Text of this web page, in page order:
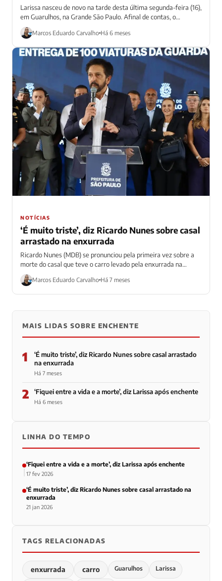
Larissa nasceu de novo na tarde desta última segunda-feira (16),
em Guarulhos, na Grande São Paulo. Afinal de contas, o
temporal que...
Marcos Eduardo Carvalho Há 6 meses
NOTÍCIAS
‘É muito triste’, diz Ricardo Nunes sobre casal
arrastado na enxurrada
Ricardo Nunes (MDB) se pronunciou pela primeira vez sobre a
morte do casal que teve o carro levado pela enxurrada na
última...
Marcos Eduardo Carvalho Há 7 meses
MAIS LIDAS SOBRE ENCHENTE
1
‘É muito triste’, diz Ricardo Nunes sobre casal arrastado
na enxurrada
Há 7 meses
2 ‘Fiquei entre a vida e a morte’, diz Larissa após enchente
Há 6 meses
LINHA DO TEMPO
‘Fiquei entre a vida e a morte’, diz Larissa após enchente
17 fev 2026
‘É muito triste’, diz Ricardo Nunes sobre casal arrastado na
enxurrada
21 jan 2026
TAGS RELACIONADAS
enxurrada carro Guarulhos Larissa